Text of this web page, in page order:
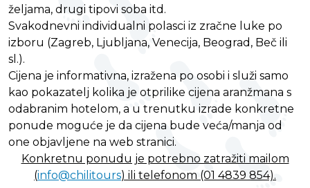
željama, drugi tipovi soba itd.
Svakodnevni individualni polasci iz zračne luke po
izboru (Zagreb, Ljubljana, Venecija, Beograd, Beč ili
sl.).
Cijena je informativna, izražena po osobi i služi samo
kao pokazatelj kolika je otprilike cijena aranžmana s
odabranim hotelom, a u trenutku izrade konkretne
ponude moguće je da cijena bude veća/manja od
one objavljene na web stranici.
Konkretnu ponudu je potrebno zatražiti mailom
(info@chilitours) ili telefonom (01 4839 854).